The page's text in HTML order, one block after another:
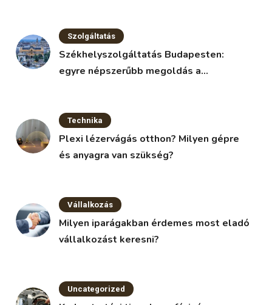
Szolgáltatás
Székhelyszolgáltatás Budapesten:
egyre népszerűbb megoldás a
Technika
Plexi lézervágás otthon? Milyen gépre
és anyagra van szükség?
Vállalkozás
Milyen iparágakban érdemes most eladó
vállalkozást keresni?
Uncategorized